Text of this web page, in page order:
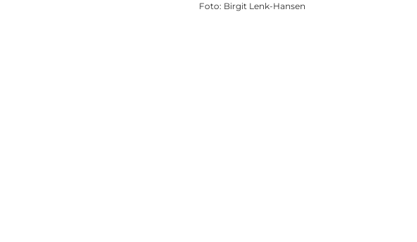
Foto: Birgit Lenk-Hansen